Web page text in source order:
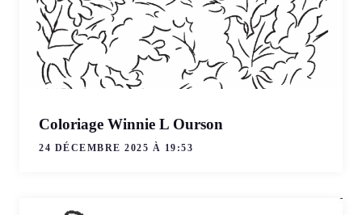
Coloriage Winnie L Ourson
24 DÉCEMBRE 2025 À 19:53